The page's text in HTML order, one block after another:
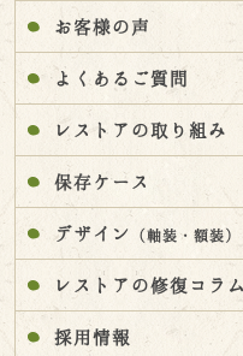
お客様の声
よくあるご質問
レストアの取り組み
保存ケース
デザイン （軸装・額装）
レストアの修復コラム
採用情報